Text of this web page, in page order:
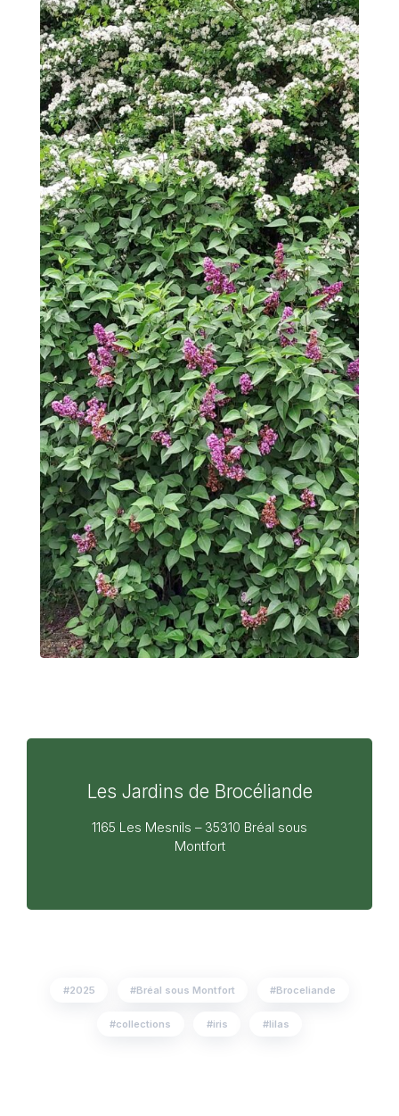
Les Jardins de Brocéliande
1165 Les Mesnils – 35310 Bréal sous
Montfort
2025 Bréal sous Montfort Broceliande
collections iris lilas